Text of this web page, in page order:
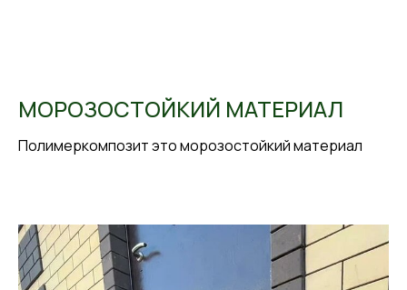
МОРОЗОСТОЙКИЙ МАТЕРИАЛ
Полимеркомпозит это морозостойкий материал